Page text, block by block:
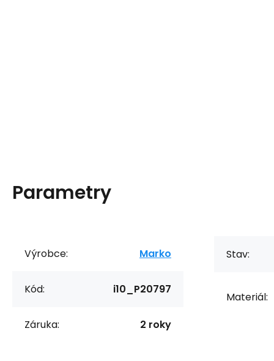
Parametry
Výrobce: Marko
Kód: i10_P20797
Záruka: 2 roky
Stav:
Materiál: